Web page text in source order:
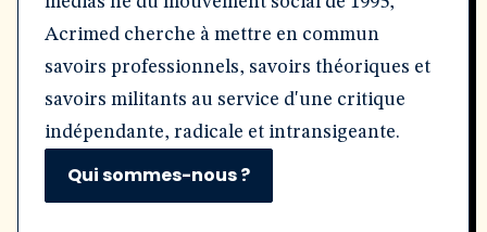
Acrimed cherche à mettre en commun
savoirs professionnels, savoirs théoriques et
savoirs militants au service d'une critique
indépendante, radicale et intransigeante.
Qui sommes-nous ?